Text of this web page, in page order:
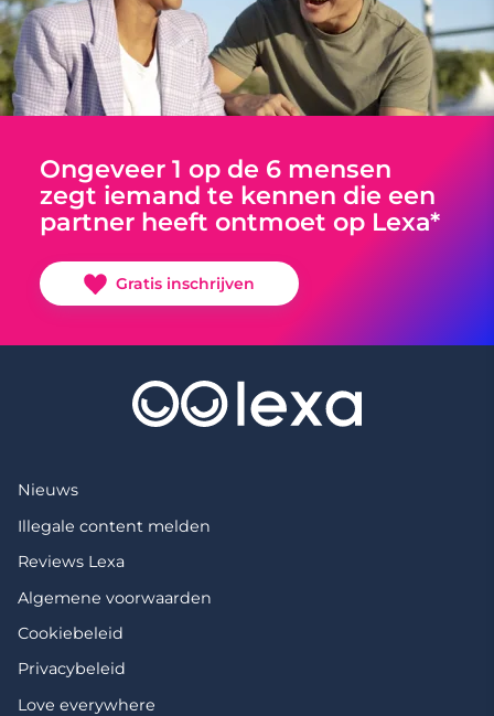
Ongeveer 1 op de 6 mensen
zegt iemand te kennen die een
partner heeft ontmoet op Lexa*
Gratis inschrijven
Nieuws
Illegale content melden
Reviews Lexa
Algemene voorwaarden
Cookiebeleid
Privacybeleid
Love everywhere